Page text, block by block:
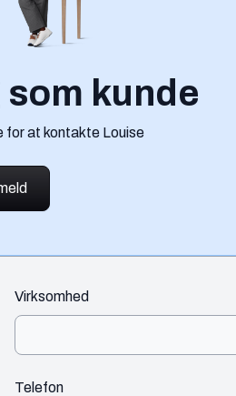
kunde
for at kontakte Louise
Virksomhed
Telefon